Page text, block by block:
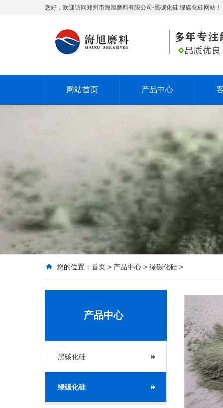
您好，欢迎访问郑州市海旭磨料有限公司-黑碳化硅 绿碳化硅网站！
网站首页 产品中心
您的位置： 首页 > 产品中心 > 绿碳化硅 >
产品中心
黑碳化硅
绿碳化硅